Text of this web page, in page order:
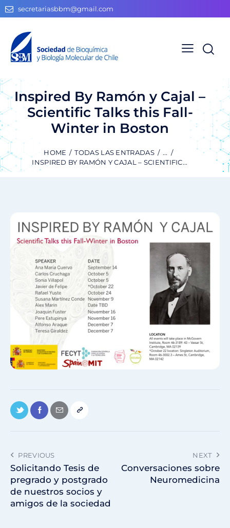
secretariasbbm@gmail.com
Inspired By Ramón y Cajal –
Scientific Talks this Fall-
Winter in Boston
HOME TODAS LAS ENTRADAS
...
INSPIRED BY RAMÓN Y CAJAL – SCIENTIFIC...
PREVIOUS
Solicitando Tesis de
pregrado y postgrado
de nuestros socios y
amigos de la sociedad
NEXT
Conversaciones sobre
Neuromedicina